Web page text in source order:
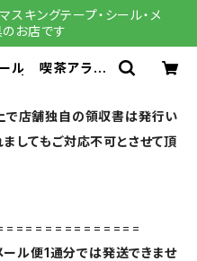
スキングテープ・シール・メ
お店です
ル 喫茶アラモ
で店舗独自の領収書は発行い
してもご対応不可とさせて頂
ル便1通分では発送できませ